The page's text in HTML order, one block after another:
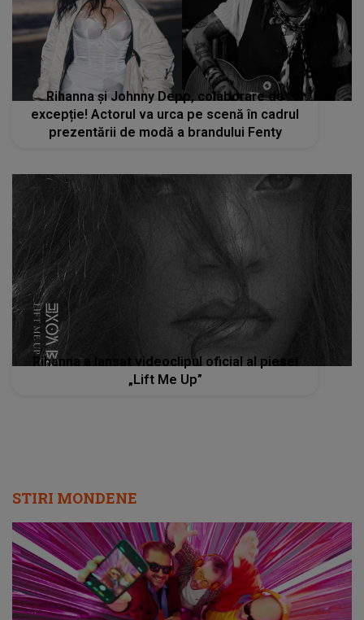
Rihanna și Johnny Depp, colaborare de
excepție! Actorul va urca pe scenă în cadrul
prezentării de modă a brandului Fenty
Rihanna a lansat videoclipul oficial al piesei
„Lift Me Up”
STIRI MONDENE